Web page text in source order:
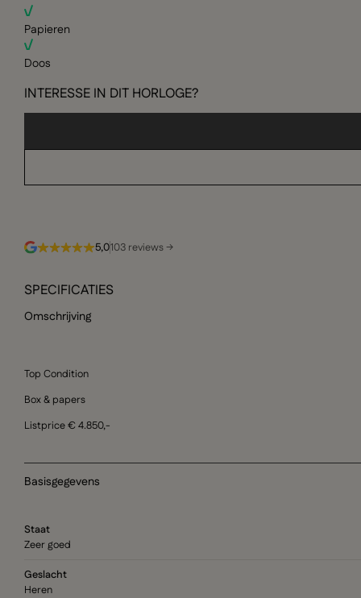
Papieren
Doos
INTERESSE IN DIT HORLOGE?
5,0103 reviews →
SPECIFICATIES
Omschrijving
Top Condition
Box & papers
Listprice € 4.850,-
Basisgegevens
Staat
Zeer goed
Geslacht
Heren